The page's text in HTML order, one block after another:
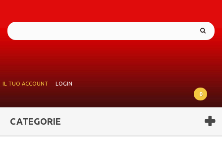
IL TUO ACCOUNT
LOGIN
0
CATEGORIE